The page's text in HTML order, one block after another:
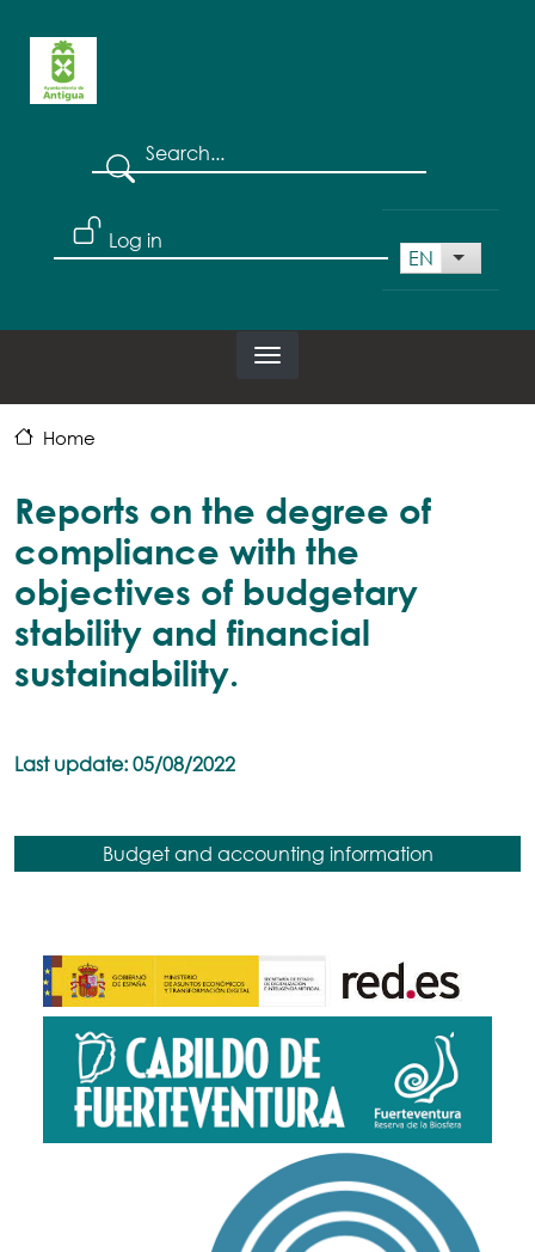
Search
User account menu
Log in
EN List
Home
Reports on the degree of
compliance with the
objectives of budgetary
stability and financial
sustainability.
Last update: 05/08/2022
Budget and accounting information